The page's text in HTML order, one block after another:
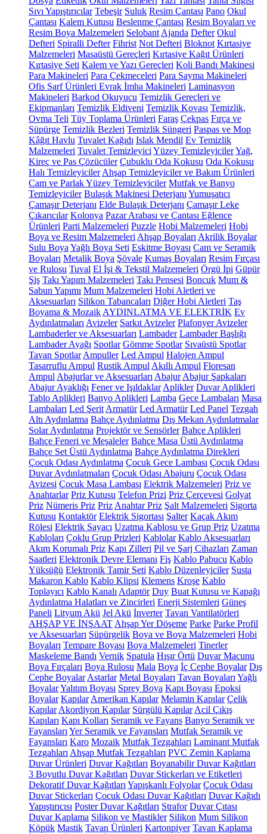
Sıvı Yapıştırıcılar Tebeşir Suluk Resim Çantası Pano Okul
Çantası Kalem Kutusu Beslenme Çantası Resim Boyaları ve
Resim Boya Malzemeleri Selobant Ajanda Defter Okul
Defteri Spiralli Defter Fihrist Not Defteri Bloknot Kırtasiye
Malzemeleri Masaüstü Gereçleri Kırtasiye Kağıt Ürünleri
Kırtasiye Seti Kalem ve Yazı Gereçleri Koli Bandı Makinesi
Para Makineleri Para Çekmeceleri Para Sayma Makineleri
Ofis Sarf Ürünleri Evrak İmha Makineleri Laminasyon
Makineleri Barkod Okuyucu Temizlik Gereçleri ve
Ekipmanları Temizlik Eldiveni Temizlik Kovası Temizlik,
Ovma Teli Tüy Toplama Ürünleri Faraş Çekpas Fırça ve
Süpürge Temizlik Bezleri Temizlik Süngeri Paspas ve Mop
Kâğıt Havlu Tuvalet Kağıdı Islak Mendil Ev Temizlik
Malzemeleri Tuvalet Temizleyici Yüzey TemizleyicilerYağ,
Kireç ve Pas Çözücüler Çubuklu Oda Kokusu Oda Kokusu
Halı Temizleyiciler Ahşap Temizleyiciler ve Bakım Ürünleri
Cam ve Parlak Yüzey Temizleyiciler Mutfak ve Banyo
Temizleyiciler Bulaşık Makinesi Deterjanı Yumuşatıcı
Çamaşır Deterjanı Elde Bulaşık Deterjanı Çamaşır Leke
Çıkarıcılar Kolonya Pazar Arabası ve Çantası Eğlence
Ürünleri Parti Malzemeleri Puzzle Hobi Malzemeleri Hobi
Boya ve Resim Malzemeleri Ahşap Boyaları Akrilik Boyalar
Sulu Boya Yağlı Boya Seti Eskitme Boyası Cam ve Seramik
Boyaları Metalik Boya Şövale Kumaş Boyaları Resim Fırçası
ve Rulosu Tuval El İşi & Tekstil Malzemeleri Örgü İpi Güpür
Şiş Takı Yapım Malzemeleri Takı Pensesi Boncuk Mum &
Sabun Yapımı Mum Malzemeleri Hobi Aletleri ve
Aksesuarları Silikon Tabancaları Diğer Hobi Aletleri Taş
Boyama & Mozaik AYDINLATMA VE ELEKTRİK Ev
Aydınlatmaları Avizeler Sarkıt Avizeler Plafonyer Avizeler
Lambaderler ve Aksesuarları Lambader Lambader Başlığı
Lambader Ayağı Spotlar Gömme Spotlar Sıvaüstü Spotlar
Tavan Spotlar Ampuller Led Ampul Halojen Ampul
Tasarruflu Ampul Rustik Ampul Akıllı Ampul Floresan
Ampul Abajurlar ve Aksesuarları Abajur Abajur Şapkaları
Abajur Ayaklığı Fener ve Işıldaklar Aplikler Duvar Aplikleri
Tablo Aplikleri Banyo Aplikleri Lamba Gece Lambaları Masa
Lambaları Led Şerit Armatür Led Armatür Led Panel Tezgah
Altı Aydınlatma Bahçe Aydınlatma Dış Mekan Aydınlatmalar
Solar Aydınlatma Projektör ve Sensörler Bahçe Aplikleri
Bahçe Feneri ve Meşaleler Bahçe Masa Üstü Aydınlatma
Bahçe Set Üstü Aydınlatma Bahçe Aydınlatma Direkleri
Çocuk Odası Aydınlatma Çocuk Gece Lambası Çocuk Odası
Duvar Aydınlatmaları Çocuk Odası Abajuru Çocuk Odası
Avizesi Çocuk Masa Lambası Elektrik Malzemeleri Priz ve
Anahtarlar Priz Kutusu Telefon Prizi Priz Çerçevesi Golyat
Priz Nümeris Priz Priz Anahtar Priz Şalt Malzemeleri Sigorta
Kutusu Kontaktör Elektrik Sigortası Şalter Kaçak Akım
Rölesi Elektrik Sayacı Uzatma Kablosu ve Grup Priz Uzatma
Kabloları Çoklu Grup Prizleri Kablolar Kablo Aksesuarları
Akım Korumalı Priz Kapı Zilleri Pil ve Şarj Cihazları Zaman
Saatleri Elektronik Devre Elemanı Fiş Kablo Pabucu Kablo
Yüksüğü Elektronik Tamir Seti Kablo Düzenleyiciler Susta
Makaron Kablo Kablo Klipsi Klemens Kroşe Kablo
Toplayıcı Kablo Kanalı Adaptör Duy Buat Kutusu ve Kapağı
Aydınlatma Halatları ve Zincirleri Enerji Sistemleri Güneş
Paneli Lityum Akü Jel Akü İnverter Tavan Vantilatörleri
AHŞAP VE İNŞAAT Ahşap Yer Döşeme Parke Parke Profil
ve Aksesuarları Süpürgelik Boya ve Boya Malzemeleri Hobi
Boyaları Tempare Boyası Boya Malzemeleri Tinerler
Maskeleme Bandı Vernik Spatula Hışır Örtü Duvar Macunu
Boya Fırçaları Boya Rulosu Mala Boya İç Cephe Boyalar Dış
Cephe Boyalar Astarlar Metal Boyaları Tavan Boyaları Yağlı
BoyalarYalıtım Boyası Sprey Boya Kapı Boyası Epoksi
Boyalar Kapılar Amerikan Kapılar Melamin Kapılar Çelik
Kapılar Akordiyon Kapılar Sürgülü Kapılar Acil Çıkış
Kapıları Kapı Kolları Seramik ve Fayans Banyo Seramik ve
Fayansları Yer Seramik ve Fayansları Mutfak Seramik ve
Fayansları Karo Mozaik Mutfak Tezgahları Laminant Mutfak
Tezgahları Ahşap Mutfak Tezgahları PVC Zemin Kaplama
Duvar Ürünleri Duvar Kağıtları Boyanabilir Duvar Kağıtları
3 Boyutlu Duvar Kağıtları Duvar Stickerları ve Etiketleri
Dekoratif Duvar Kağıtları Yapışkanlı Folyolar Çocuk Odası
Duvar Stickerları Çocuk Odası Duvar Kağıtları Duvar Kağıdı
Yapıştırıcısı Poster Duvar Kağıtları Strafor Duvar Çıtası
Duvar Kaplama Silikon ve Mastikler Silikon Mum Silikon
Köpük Mastik Tavan Ürünleri Kartonpiyer Tavan Kaplama